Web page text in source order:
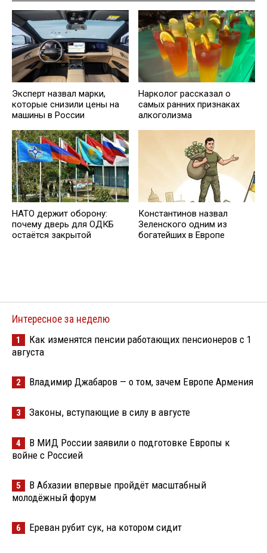
Эксперт назвал марки,
которые снизили цены на
машины в России
Нарколог рассказал о
самых ранних признаках
алкоголизма
НАТО держит оборону:
почему дверь для ОДКБ
остаётся закрытой
Константинов назвал
Зеленского одним из
богатейших в Европе
Интересное за неделю
1
Как изменятся пенсии работающих пенсионеров с 1
августа
2 Владимир Джабаров — о том, зачем Европе Армения
3 Законы, вступающие в силу в августе
4
В МИД России заявили о подготовке Европы к
войне с Россией
5
В Абхазии впервые пройдёт масштабный
молодёжный форум
6 Ереван рубит сук, на котором сидит